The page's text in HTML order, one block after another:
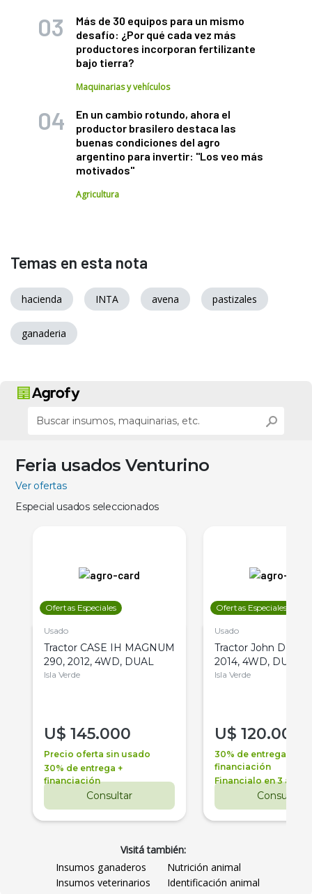
Más de 30 equipos para un mismo
desafío: ¿Por qué cada vez más
productores incorporan fertilizante
bajo tierra?
Maquinarias y vehículos
En un cambio rotundo, ahora el
productor brasilero destaca las
buenas condiciones del agro
argentino para invertir: "Los veo más
motivados"
Agricultura
Temas en esta nota
hacienda INTA avena pastizales
ganaderia
Feria usados Venturino
Ver ofertas
Especial usados seleccionados
Ofertas Especiales
Usado
Tractor CASE IH MAGNUM
290, 2012, 4WD, DUAL
Isla Verde
U$ 145.000
Precio oferta sin usado
30% de entrega +
financiación
Consultar
Ofertas Especiales
Usado
Tractor John Deere
2014, 4WD, DUAL
Isla Verde
U$ 120.000
30% de entrega +
financiación
Financialo en 3 años
Consultar
Visitá también:
Insumos ganaderos
Nutrición animal
Insumos veterinarios
Identificación animal